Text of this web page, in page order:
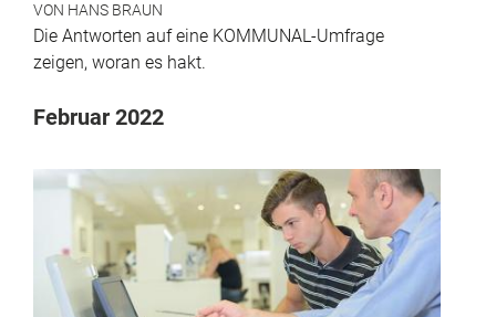
VON HANS BRAUN
Die Antworten auf eine KOMMUNAL-Umfrage
zeigen, woran es hakt.
Februar 2022